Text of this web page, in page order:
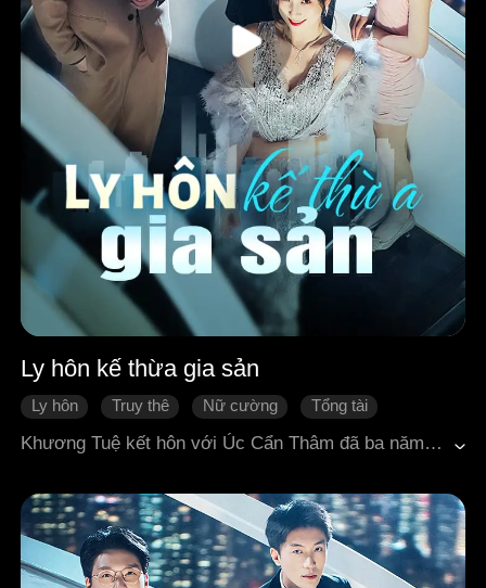
Ly hôn kế thừa gia sản
Ly hôn Truy thê Nữ cường
Tổng tài
Quá trình thay đổi của nhân vật
Khương Tuệ kết hôn với Úc Cẩn Thâm đã ba năm, ngày ngày giặt quần áo, nấu cơm, pha trà rót nước, nhưng vẫn không thể sưởi ấm được trái tim anh. Tình đầu của Úc Cẩn Thâm vu oan cho Khương Tuệ, vậy mà anh lại yêu cầu cô hiến một quả thận để bồi thường cho người kia. Sau khi hoàn toàn tỉnh ngộ, Khương Tuệ ném xuống đơn ly hôn, thành toàn cho anh và tình đầu của anh. Úc Cẩn Thâm cứ tưởng rằng rời khỏi anh, cô sẽ không thể sống nổi. Nhưng ngày hôm sau, Khương Tuệ lại lên trang tin tức, hóa ra cô là tiểu thư của nhà họ Khương siêu giàu. Sau khi ly hôn gặp lại, Úc Cẩn Thâm nhìn Khương Tuệ rực rỡ chói sáng, hối hận không kịp. Lúc này anh mới nhận ra, mình đã yêu cô từ lúc nào không hay. Liệu anh còn có thể giành lại cô không?